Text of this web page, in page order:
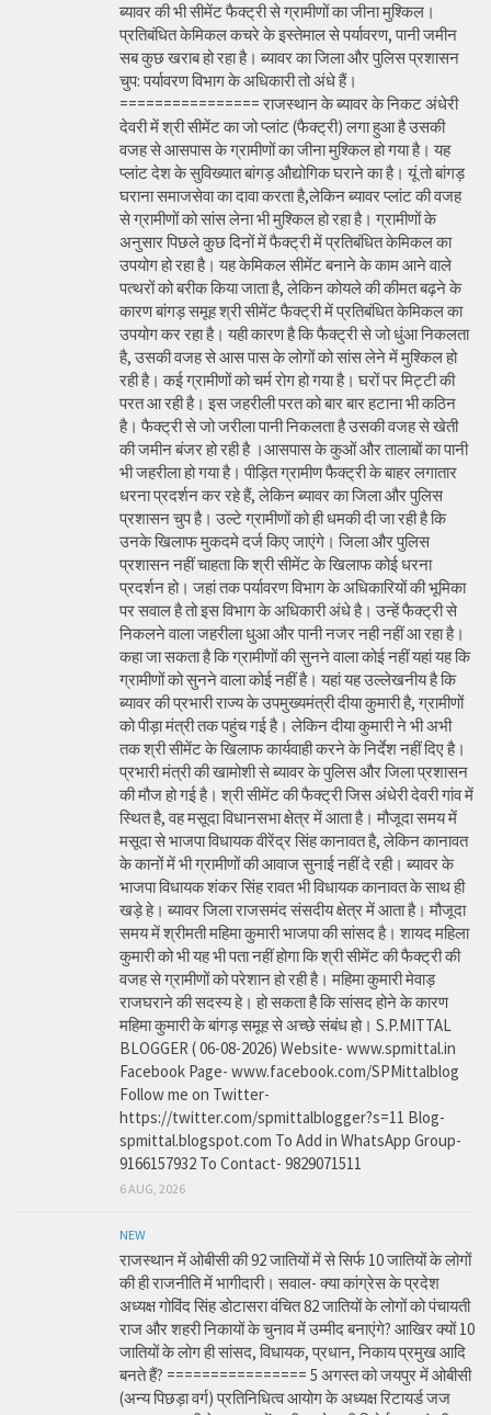
ब्यावर की भी सीमेंट फैक्ट्री से ग्रामीणों का जीना मुश्किल।
प्रतिबंधित केमिकल कचरे के इस्तेमाल से पर्यावरण, पानी जमीन
सब कुछ खराब हो रहा है। ब्यावर का जिला और पुलिस प्रशासन
चुप: पर्यावरण विभाग के अधिकारी तो अंधे हैं।
================ राजस्थान के ब्यावर के निकट अंधेरी
देवरी में श्री सीमेंट का जो प्लांट (फैक्ट्री) लगा हुआ है उसकी
वजह से आसपास के ग्रामीणों का जीना मुश्किल हो गया है। यह
प्लांट देश के सुविख्यात बांगड़ औद्योगिक घराने का है। यूं तो बांगड़
घराना समाजसेवा का दावा करता है,लेकिन ब्यावर प्लांट की वजह
से ग्रामीणों को सांस लेना भी मुश्किल हो रहा है। ग्रामीणों के
अनुसार पिछले कुछ दिनों में फैक्ट्री में प्रतिबंधित केमिकल का
उपयोग हो रहा है। यह केमिकल सीमेंट बनाने के काम आने वाले
पत्थरों को बरीक किया जाता है, लेकिन कोयले की कीमत बढ़ने के
कारण बांगड़ समूह श्री सीमेंट फैक्ट्री में प्रतिबंधित केमिकल का
उपयोग कर रहा है। यही कारण है कि फैक्ट्री से जो धुंआ निकलता
है, उसकी वजह से आस पास के लोगों को सांस लेने में मुश्किल हो
रही है। कई ग्रामीणों को चर्म रोग हो गया है। घरों पर मिट्टी की
परत आ रही है। इस जहरीली परत को बार बार हटाना भी कठिन
है। फैक्ट्री से जो जरीला पानी निकलता है उसकी वजह से खेती
की जमीन बंजर हो रही है ।आसपास के कुओं और तालाबों का पानी
भी जहरीला हो गया है। पीड़ित ग्रामीण फैक्ट्री के बाहर लगातार
धरना प्रदर्शन कर रहे हैं, लेकिन ब्यावर का जिला और पुलिस
प्रशासन चुप है। उल्टे ग्रामीणों को ही धमकी दी जा रही है कि
उनके खिलाफ मुकदमे दर्ज किए जाएंगे। जिला और पुलिस
प्रशासन नहीं चाहता कि श्री सीमेंट के खिलाफ कोई धरना
प्रदर्शन हो। जहां तक पर्यावरण विभाग के अधिकारियों की भूमिका
पर सवाल है तो इस विभाग के अधिकारी अंधे है। उन्हें फैक्ट्री से
निकलने वाला जहरीला धुआ और पानी नजर नही नहीं आ रहा है।
कहा जा सकता है कि ग्रामीणों की सुनने वाला कोई नहीं यहां यह कि
ग्रामीणों को सुनने वाला कोई नहीं है। यहां यह उल्लेखनीय है कि
ब्यावर की प्रभारी राज्य के उपमुख्यमंत्री दीया कुमारी है, ग्रामीणों
को पीड़ा मंत्री तक पहुंच गई है। लेकिन दीया कुमारी ने भी अभी
तक श्री सीमेंट के खिलाफ कार्यवाही करने के निर्देश नहीं दिए है।
प्रभारी मंत्री की खामोशी से ब्यावर के पुलिस और जिला प्रशासन
की मौज हो गई है। श्री सीमेंट की फैक्ट्री जिस अंधेरी देवरी गांव में
स्थित है, वह मसूदा विधानसभा क्षेत्र में आता है। मौजूदा समय में
मसूदा से भाजपा विधायक वीरेंद्र सिंह कानावत है, लेकिन कानावत
के कानों में भी ग्रामीणों की आवाज सुनाई नहीं दे रही। ब्यावर के
भाजपा विधायक शंकर सिंह रावत भी विधायक कानावत के साथ ही
खड़े हे। ब्यावर जिला राजसमंद संसदीय क्षेत्र में आता है। मौजूदा
समय में श्रीमती महिमा कुमारी भाजपा की सांसद है। शायद महिला
कुमारी को भी यह भी पता नहीं होगा कि श्री सीमेंट की फैक्ट्री की
वजह से ग्रामीणों को परेशान हो रही है। महिमा कुमारी मेवाड़
राजघराने की सदस्य हे। हो सकता है कि सांसद होने के कारण
महिमा कुमारी के बांगड़ समूह से अच्छे संबंध हो। S.P.MITTAL
BLOGGER ( 06-08-2026) Website- www.spmittal.in
Facebook Page- www.facebook.com/SPMittalblog
Follow me on Twitter-
https://twitter.com/spmittalblogger?s=11 Blog-
spmittal.blogspot.com To Add in WhatsApp Group-
9166157932 To Contact- 9829071511
6 AUG, 2026
NEW
राजस्थान में ओबीसी की 92 जातियों में से सिर्फ 10 जातियों के लोगों
की ही राजनीति में भागीदारी। सवाल- क्या कांग्रेस के प्रदेश
अध्यक्ष गोविंद सिंह डोटासरा वंचित 82 जातियों के लोगों को पंचायती
राज और शहरी निकायों के चुनाव में उम्मीद बनाएंगे? आखिर क्यों 10
जातियों के लोग ही सांसद, विधायक, प्रधान, निकाय प्रमुख आदि
बनते हैं? ================ 5 अगस्त को जयपुर में ओबीसी
(अन्य पिछड़ा वर्ग) प्रतिनिधित्व आयोग के अध्यक्ष रिटायर्ड जज